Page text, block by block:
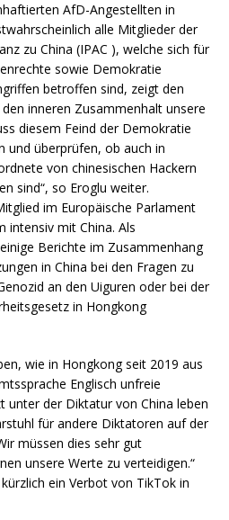
AfD-Angestellten in
alle Mitglieder der
zu China (IPAC ), welche sich für
sowie Demokratie
betroffen sind, zeigt den
inneren Zusammenhalt unsere
diesem Feind der Demokratie
und überprüfen, ob auch in
von chinesischen Hackern
sind“, so Eroglu weiter.
im Europäische Parlament
intensiv mit China. Als
Berichte im Zusammenhang
in China bei den Fragen zu
an den Uiguren oder bei der
in Hongkong
wie in Hongkong seit 2019 aus
Englisch unfreie
unter der Diktatur von China leben
für andere Diktatoren auf der
müssen dies sehr gut
unsere Werte zu verteidigen.“
ein Verbot von TikTok in